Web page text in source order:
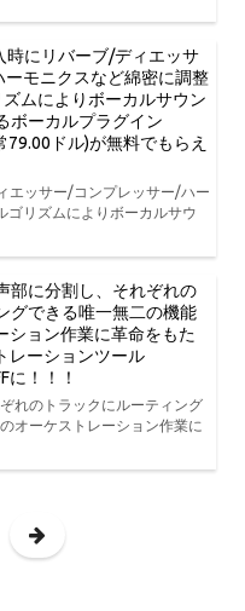
時にリバーブ/ディエッサ
モニクスなど綿密に調整
ムによりボーカルサウン
ボーカルプラグイン
ドル)が無料でもらえ
エッサー/コンプレッサー/ハー
ゴリズムによりボーカルサウ
部に分割し、それぞれの
グできる唯一無二の機能
ション作業に革命をもた
レーションツール
に！！！
れのトラックにルーティング
オーケストレーション作業に